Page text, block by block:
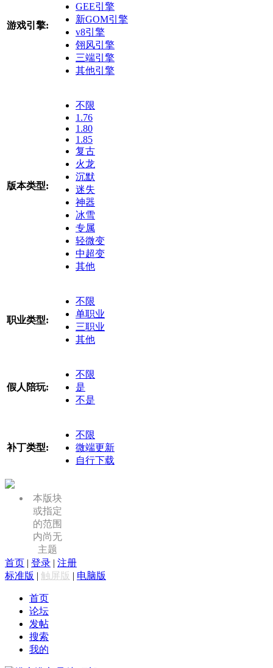
游戏引擎:
GEE引擎
新GOM引擎
v8引擎
翎风引擎
三端引擎
其他引擎
版本类型:
不限
1.76
1.80
1.85
复古
火龙
沉默
迷失
神器
冰雪
专属
轻微变
中超变
其他
职业类型:
不限
单职业
三职业
其他
假人陪玩:
不限
是
不是
补丁类型:
不限
微端更新
自行下载
本版块
或指定
的范围
内尚无
主题
首页 | 登录 | 注册
标准版 | 触屏版 | 电脑版
首页
论坛
发帖
搜索
我的